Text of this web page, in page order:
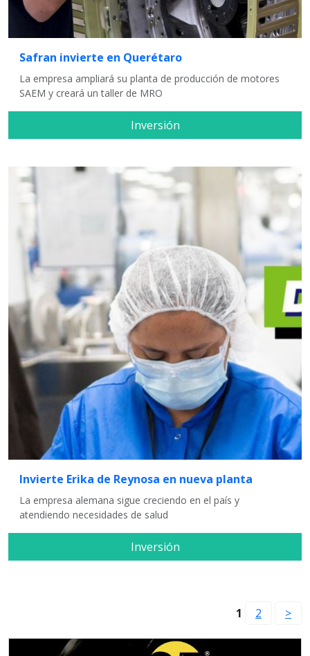
Safran invierte en Querétaro
La empresa ampliará su planta de producción de motores
SAEM y creará un taller de MRO
Inversión
Invierte Erika de Reynosa en nueva planta
La empresa alemana sigue creciendo en el país y
atendiendo necesidades de salud
Inversión
1 2 >